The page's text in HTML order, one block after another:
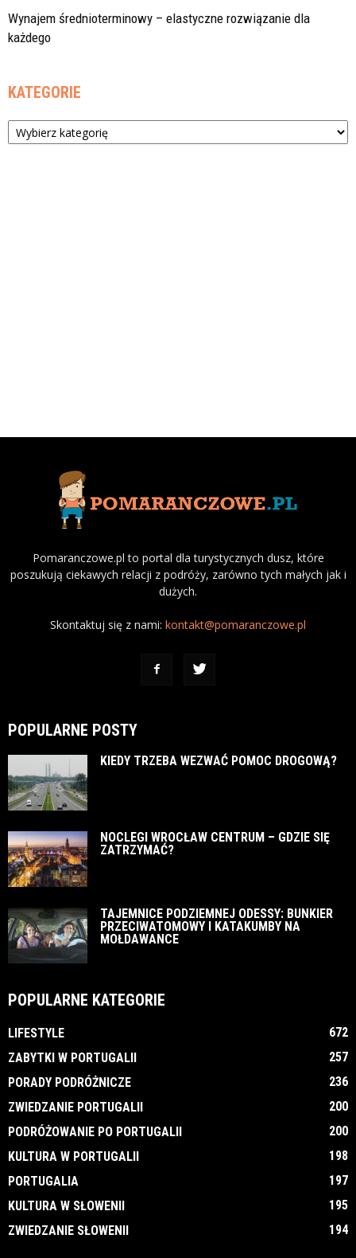
Wynajem średnioterminowy – elastyczne rozwiązanie dla
każdego
KATEGORIE
Kategorie
Pomaranczowe.pl to portal dla turystycznych dusz, które
poszukują ciekawych relacji z podróży, zarówno tych małych jak i
dużych.
Skontaktuj się z nami: kontakt@pomaranczowe.pl
POPULARNE POSTY
KIEDY TRZEBA WEZWAĆ POMOC DROGOWĄ?
NOCLEGI WROCŁAW CENTRUM – GDZIE SIĘ
ZATRZYMAĆ?
TAJEMNICE PODZIEMNEJ ODESSY: BUNKIER
PRZECIWATOMOWY I KATAKUMBY NA
MOŁDAWANCE
POPULARNE KATEGORIE
LIFESTYLE
672
ZABYTKI W PORTUGALII
257
PORADY PODRÓŻNICZE
236
ZWIEDZANIE PORTUGALII
200
PODRÓŻOWANIE PO PORTUGALII
200
KULTURA W PORTUGALII
198
PORTUGALIA
197
KULTURA W SŁOWENII
195
ZWIEDZANIE SŁOWENII
194